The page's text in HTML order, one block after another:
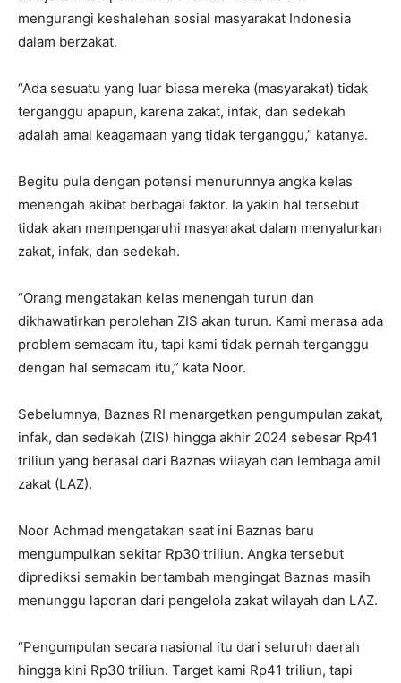
mengurangi keshalehan sosial masyarakat Indonesia
dalam berzakat.
“Ada sesuatu yang luar biasa mereka (masyarakat) tidak
terganggu apapun, karena zakat, infak, dan sedekah
adalah amal keagamaan yang tidak terganggu,” katanya.
Begitu pula dengan potensi menurunnya angka kelas
menengah akibat berbagai faktor. Ia yakin hal tersebut
tidak akan mempengaruhi masyarakat dalam menyalurkan
zakat, infak, dan sedekah.
“Orang mengatakan kelas menengah turun dan
dikhawatirkan perolehan ZIS akan turun. Kami merasa ada
problem semacam itu, tapi kami tidak pernah terganggu
dengan hal semacam itu,” kata Noor.
Sebelumnya, Baznas RI menargetkan pengumpulan zakat,
infak, dan sedekah (ZIS) hingga akhir 2024 sebesar Rp41
triliun yang berasal dari Baznas wilayah dan lembaga amil
zakat (LAZ).
Noor Achmad mengatakan saat ini Baznas baru
mengumpulkan sekitar Rp30 triliun. Angka tersebut
diprediksi semakin bertambah mengingat Baznas masih
menunggu laporan dari pengelola zakat wilayah dan LAZ.
“Pengumpulan secara nasional itu dari seluruh daerah
hingga kini Rp30 triliun. Target kami Rp41 triliun, tapi